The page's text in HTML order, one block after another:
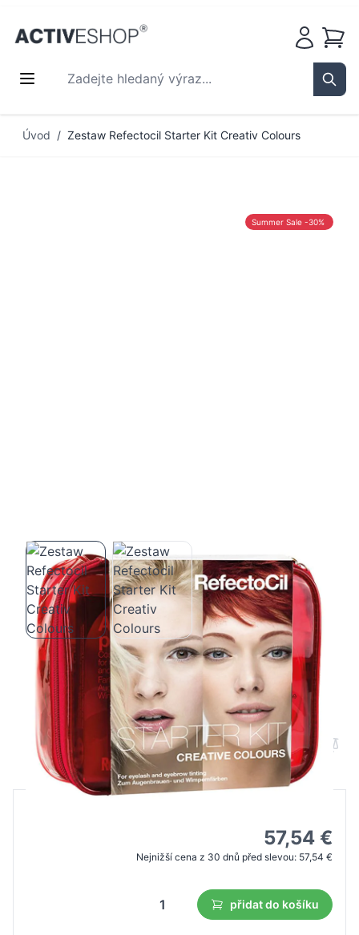
Zadejte hledaný výraz...
Košík
Úvod / Zestaw Refectocil Starter Kit Creativ Colours
Summer Sale -30%
Zestaw Refectocil Starter Kit Creativ
Colours
B2B cena Maloobchodní cena
57,54 €
Nejnižší cena z 30 dnů před slevou: 57,54 €
přidat do košíku